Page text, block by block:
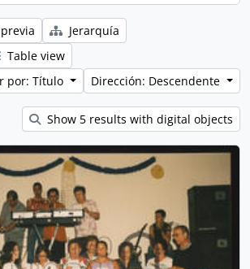
Jerarquía
Table view
por: Título
Dirección: Descendente
Show 5 results with digital objects